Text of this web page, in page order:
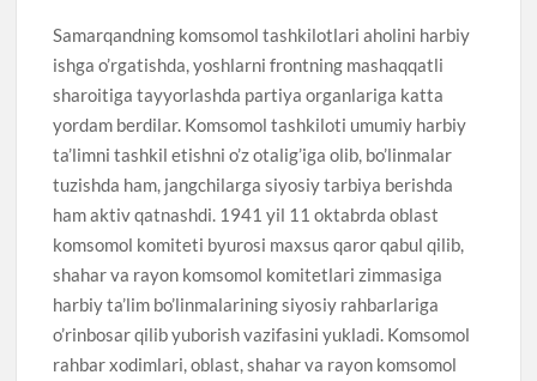
Samarqandning komsomol tashkilotlari aholini harbiy
ishga o’rgatishda, yoshlarni frontning mashaqqatli
sharoitiga tayyorlashda partiya organlariga katta
yordam berdilar. Komsomol tashkiloti umumiy harbiy
ta’limni tashkil etishni o’z otalig’iga olib, bo’linmalar
tuzishda ham, jangchilarga siyosiy tarbiya berishda
ham aktiv qatnashdi. 1941 yil 11 oktabrda oblast
komsomol komiteti byurosi maxsus qaror qabul qilib,
shahar va rayon komsomol komitetlari zimmasiga
harbiy ta’lim bo’linmalarining siyosiy rahbarlariga
o’rinbosar qilib yuborish vazifasini yukladi. Komsomol
rahbar xodimlari, oblast, shahar va rayon komsomol